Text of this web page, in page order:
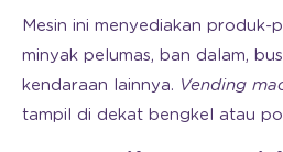
Mesin ini menyediakan
minyak pelumas, ban dalam,
kendaraan lainnya. Vending
tampil di dekat bengkel atau